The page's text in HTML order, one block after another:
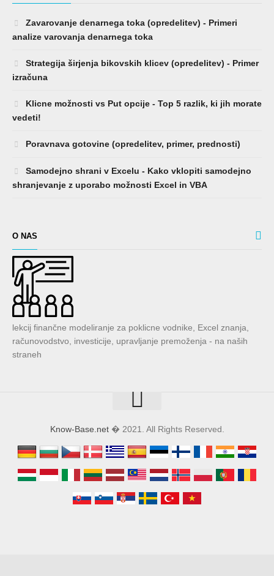
Zavarovanje denarnega toka (opredelitev) - Primeri
analize varovanja denarnega toka
Strategija širjenja bikovskih klicev (opredelitev) - Primer
izračuna
Klicne možnosti vs Put opcije - Top 5 razlik, ki jih morate
vedeti!
Poravnava gotovine (opredelitev, primer, prednosti)
Samodejno shrani v Excelu - Kako vklopiti samodejno
shranjevanje z uporabo možnosti Excel in VBA
O NAS
lekcij finančne modeliranje za poklicne vodnike, Excel znanja,
računovodstvo, investicije, upravljanje premoženja - na naših
straneh
Know-Base.net� 2021. All Rights Reserved.